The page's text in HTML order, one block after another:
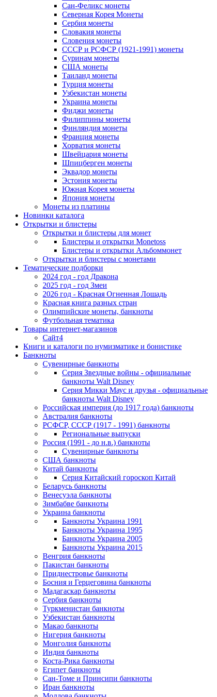
Сан-Феликс монеты
Северная Корея Монеты
Сербия монеты
Словакия монеты
Словения монеты
СССР и РСФСР (1921-1991) монеты
Суринам монеты
США монеты
Таиланд монеты
Турция монеты
Узбекистан монеты
Украина монеты
Фиджи монеты
Филиппины монеты
Финляндия монеты
Франция монеты
Хорватия монеты
Швейцария монеты
Шпицберген монеты
Эквадор монеты
Эстония монеты
Южная Корея монеты
Япония монеты
Монеты из платины
Новинки каталога
Открытки и блистеры
Открытки и блистеры для монет
Блистеры и открытки Monetoss
Блистеры и открытки Альбоммонет
Открытки и блистеры с монетами
Тематические подборки
2024 год - год Дракона
2025 год - год Змеи
2026 год - Красная Огненная Лошадь
Красная книга разных стран
Олимпийские монеты, банкноты
Футбольная тематика
Товары интернет-магазинов
Сайт4
Книги и каталоги по нумизматике и бонистике
Банкноты
Сувенирные банкноты
Серия Звездные войны - официальные
банкноты Walt Disney
Серия Микки Маус и друзья - официальные
банкноты Walt Disney
Российская империя (до 1917 года) банкноты
Австралия банкноты
РСФСР, СССР (1917 - 1991) банкноты
Региональные выпуски
Россия (1991 - до н.в.) банкноты
Сувенирные банкноты
США банкноты
Китай банкноты
Серия Китайский гороскоп Китай
Беларусь банкноты
Венесуэла банкноты
Зимбабве банкноты
Украина банкноты
Банкноты Украина 1991
Банкноты Украина 1995
Банкноты Украина 2005
Банкноты Украина 2015
Венгрия банкноты
Пакистан банкноты
Приднестровье банкноты
Босния и Герцеговина банкноты
Мадагаскар банкноты
Сербия банкноты
Туркменистан банкноты
Узбекистан банкноты
Макао банкноты
Нигерия банкноты
Монголия банкноты
Индия банкноты
Коста-Рика банкноты
Египет банкноты
Сан-Томе и Принсипи банкноты
Иран банкноты